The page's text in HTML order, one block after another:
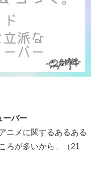
ーバー
ニメに関するあるある
ろが多いから」（21